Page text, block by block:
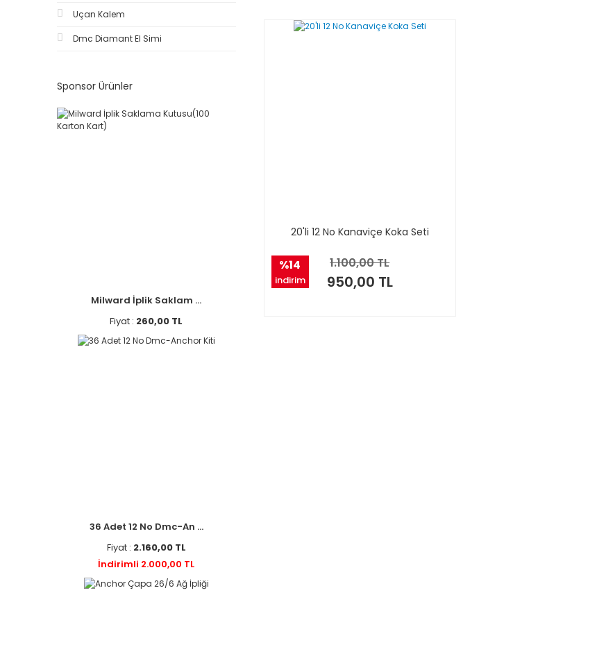
Uçan Kalem
Dmc Diamant El Simi
Sponsor Ürünler
Milward İplik Saklam ...
Fiyat : 260,00 TL
36 Adet 12 No Dmc-An ...
Fiyat : 2.160,00 TL
İndirimli 2.000,00 TL
%14
indirim
20'li 12 No Kanaviçe Koka Seti
1.100,00 TL
950,00 TL